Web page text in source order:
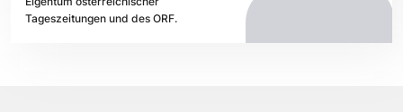
Tageszeitungen und des ORF.